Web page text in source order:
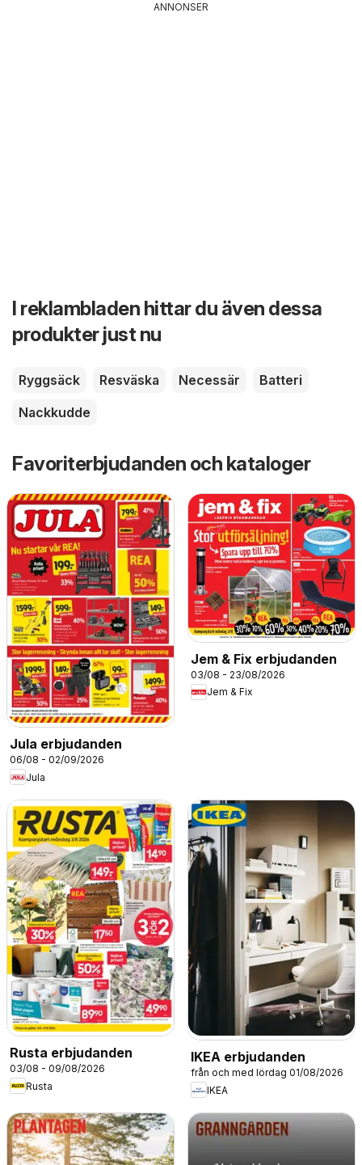
ANNONSER
I reklambladen hittar du även dessa
produkter just nu
Ryggsäck Resväska Necessär
Batteri
Nackkudde
Favoriterbjudanden och kataloger
Jula erbjudanden
06/08 - 02/09/2026
Jula
Jem & Fix erbjudanden
03/08 - 23/08/2026
Jem & Fix
Rusta erbjudanden
03/08 - 09/08/2026
Rusta
IKEA erbjudanden
från och med lördag 01/08/2026
IKEA